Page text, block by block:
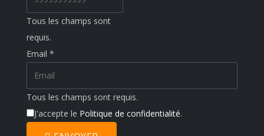
Tous les champs sont
requis.
Email *
Tous les champs sont requis.
J'accepte le Politique de confidentialité.